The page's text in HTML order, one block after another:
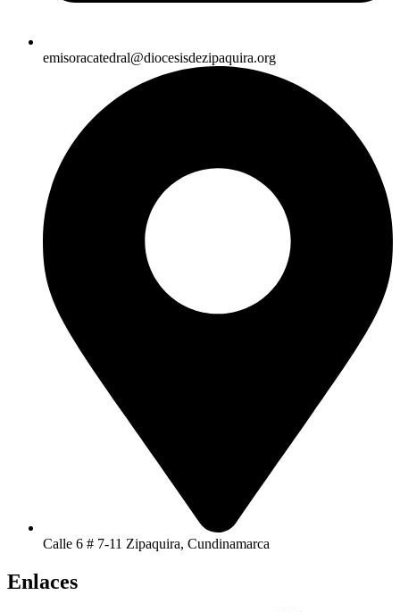
emisoracatedral@diocesisdezipaquira.org
Calle 6 # 7-11 Zipaquira, Cundinamarca
Enlaces